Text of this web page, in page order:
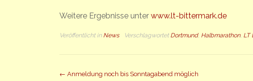
Weitere Ergebnisse unter www.lt-bittermark.de
Veröffentlicht in News Verschlagwortet Dortmund, Halbmarathon, LT
Beitrag
← Anmeldung noch bis Sonntagabend möglich